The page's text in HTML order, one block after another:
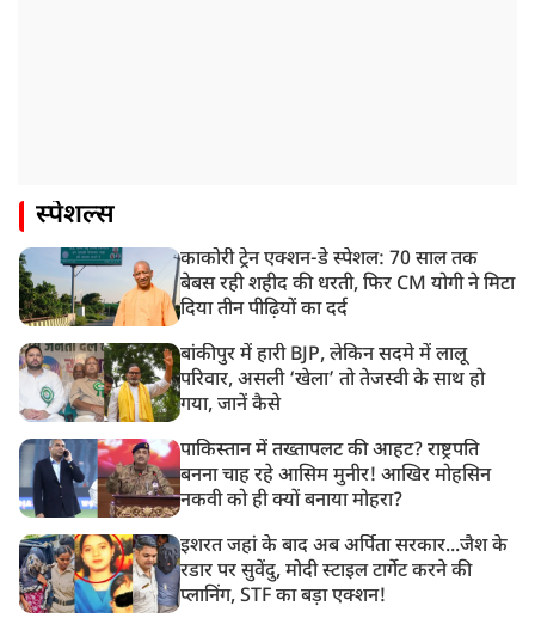
स्पेशल्स
काकोरी ट्रेन एक्शन-डे स्पेशल: 70 साल तक
बेबस रही शहीद की धरती, फिर CM योगी ने मिटा
दिया तीन पीढ़ियों का दर्द
बांकीपुर में हारी BJP, लेकिन सदमे में लालू
परिवार, असली ‘खेला’ तो तेजस्वी के साथ हो
गया, जानें कैसे
पाकिस्तान में तख्तापलट की आहट? राष्ट्रपति
बनना चाह रहे आसिम मुनीर! आखिर मोहसिन
नकवी को ही क्यों बनाया मोहरा?
इशरत जहां के बाद अब अर्पिता सरकार...जैश के
रडार पर सुवेंदु, मोदी स्टाइल टार्गेट करने की
प्लानिंग, STF का बड़ा एक्शन!